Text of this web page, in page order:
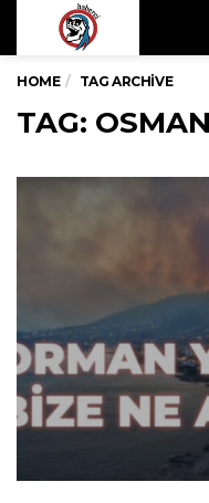
HOME TAG ARCHIVE
TAG: